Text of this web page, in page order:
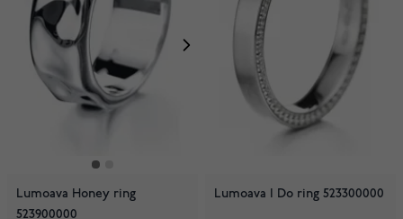
Lumoava Honey ring
523900000
Lumoava I Do ring 523300000